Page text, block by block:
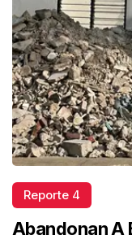
Reporte 4
Abandonan A